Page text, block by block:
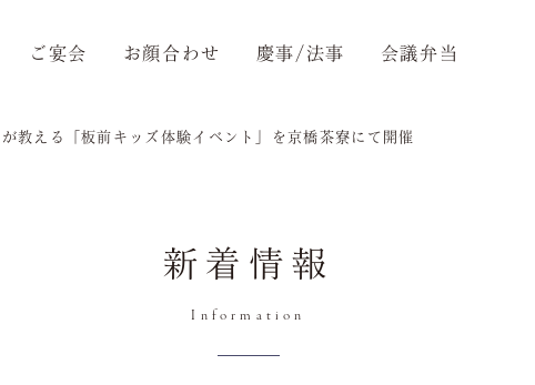
ご宴会 お顔合わせ 慶事/法事 会議弁当
教える「板前キッズ体験イベント」を京橋茶寮にて開催
新着情報
Information